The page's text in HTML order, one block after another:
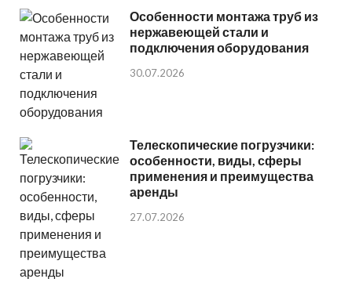
Особенности монтажа труб из
нержавеющей стали и
подключения оборудования
30.07.2026
Телескопические погрузчики:
особенности, виды, сферы
применения и преимущества
аренды
27.07.2026